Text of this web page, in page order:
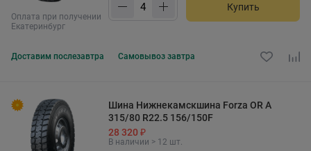
Оплата при получении
Екатеринбург
Купить
Доставим послезавтра Самовывоз завтра
Шина Нижнекамскшина Forza OR A
315/80 R22.5 156/150F
28 320 ₽
В наличии > 12 шт.